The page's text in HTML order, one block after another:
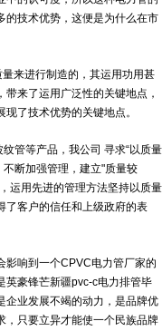
的技术优势，这便是为什么在市
来进行制造的，其运用功用甚
来了运用广泛性的关键地点，
了技术优势的关键地点。
管等产品，我公司 寻求“以质量
不断加强管理，建立"质量较
运用先进的管理方法坚持以质量
了客户的信任和上级政府的表
影响到一个CPVC电力管厂家的
英豪锋芒新疆pvc-c电力排管毕
企业发展不竭的动力，是品牌优
，只要立异才能使一个民族品牌